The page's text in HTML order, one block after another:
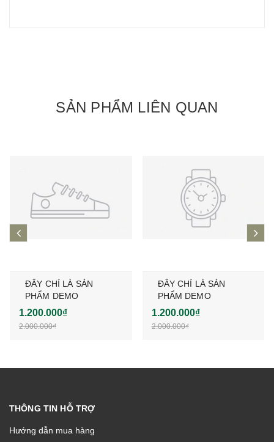
SẢN PHẨM LIÊN QUAN
ĐÂY CHỈ LÀ SẢN
PHẨM DEMO
1.200.000₫
2.000.000₫
ĐÂY CHỈ LÀ SẢN
PHẨM DEMO
1.200.000₫
2.000.000₫
THÔNG TIN HỖ TRỢ
Hướng dẫn mua hàng